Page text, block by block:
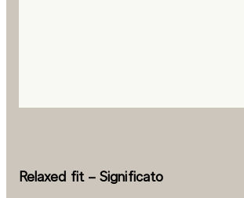
Relaxed fit – Significato